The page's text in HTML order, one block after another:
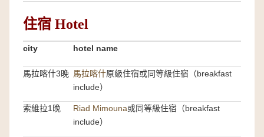
住宿 Hotel
city hotel name
馬拉喀什3晚 馬拉喀什原級住宿或同等級住宿（breakfast
include）
索維拉1晚 Riad Mimouna或同等級住宿（breakfast
include）